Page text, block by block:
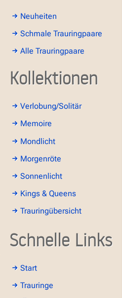
Neuheiten
Schmale Trauringpaare
Alle Trauringpaare
Kollektionen
Verlobung/Solitär
Memoire
Mondlicht
Morgenröte
Sonnenlicht
Kings & Queens
Trauringübersicht
Schnelle Links
Start
Trauringe